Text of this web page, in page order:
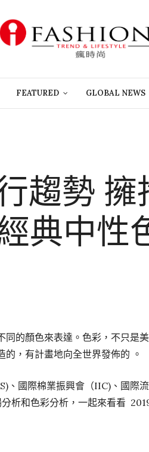
FEATURED GLOBAL NEWS
趨勢 擁
典中性
的顏色來表達。色彩，不只是
，有計畫地向全世界發佈的 。
、國際棉業振興會（IIC)、國際
析和色彩分析，一起來看看